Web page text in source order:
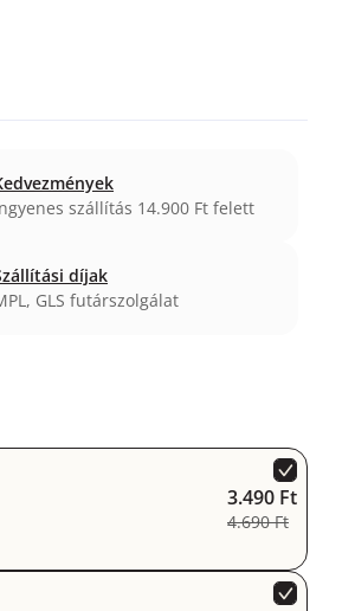
szállítás 14.900 Ft felett
díjak
GLS futárszolgálat
3.490 Ft
4.690 Ft